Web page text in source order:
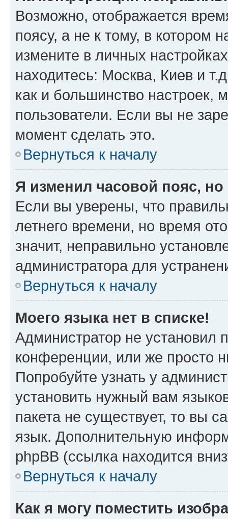
Возможно, отображается
поясу, а не к тому, в котором
измените в личных
находитесь: Москва, Киев и
как и большинство настроек,
пользователи. Если вы не
момент сделать это.
Вернуться к началу
Я изменил часовой пояс,
Если вы уверены, что
летнего времени, но время
значит, неправильно
администратора для
Вернуться к началу
Моего языка нет в списке!
Администратор не установил
конференции, или же просто
Попробуйте узнать у
установить нужный вам
пакета не существует, то вы
язык. Дополнительную
phpBB (ссылка находится
Вернуться к началу
Как я могу поместить